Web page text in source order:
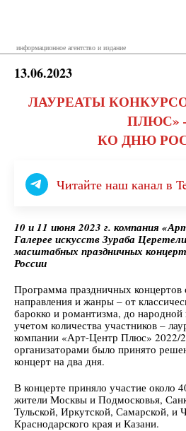
информационное агентство и издание
13.06.2023
ЛАУРЕАТЫ
ПЛЮС»
КО ДНЮ
Читайте наш канал в
10 и 11 июня 2023 г. компания
Галерее искусств Зураба
масштабных праздничных
России
Программа праздничных концертов
направления и жанры – от
барокко и романтизма, до
учетом количества участников –
компании «Арт-Центр Плюс» 2022/
организаторами было принято
концерт на два дня.
В концерте приняло участие около
жители Москвы и Подмосковья,
Тульской, Иркутской, Самарской, и
Краснодарского края и Казани.